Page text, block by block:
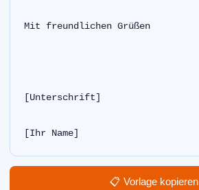
Mit freundlichen Grüßen
[Unterschrift]
[Ihr Name]
📋 Vorlage kopieren